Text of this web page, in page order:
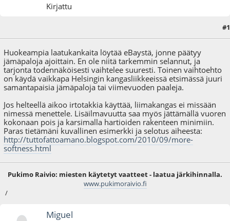
Kirjattu
#1
Huokeampia laatukankaita löytää eBaystä, jonne päätyy
jämäpaloja ajoittain. En ole niitä tarkemmin selannut, ja
tarjonta todennäköisesti vaihtelee suuresti. Toinen vaihtoehto
on käydä vaikkapa Helsingin kangasliikkeeissä etsimässä juuri
samantapaisia jämäpaloja tai viimevuoden paaleja.
Jos helteellä aikoo irtotakkia käyttää, liimakangas ei missään
nimessä menettele. Lisäilmavuutta saa myös jättämällä vuoren
kokonaan pois ja karsimalla hartioiden rakenteen minimiin.
Paras tietämäni kuvallinen esimerkki ja selotus aiheesta:
http://tuttofattoamano.blogspot.com/2010/09/more-
softness.html
Pukimo Raivio: miesten käytetyt vaatteet - laatua järkihinnalla.
www.pukimoraivio.fi
/
Miguel